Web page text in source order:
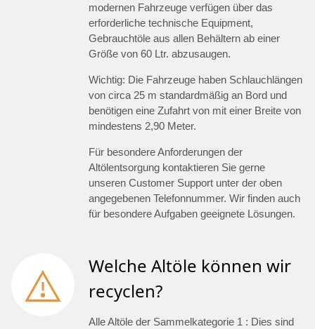
modernen Fahrzeuge verfügen über das
erforderliche technische Equipment,
Gebrauchtöle aus allen Behältern ab einer
Größe von 60 Ltr. abzusaugen.
Wichtig: Die Fahrzeuge haben Schlauchlängen
von circa 25 m standardmäßig an Bord und
benötigen eine Zufahrt von mit einer Breite von
mindestens 2,90 Meter.
Für besondere Anforderungen der
Altölentsorgung kontaktieren Sie gerne
unseren Customer Support unter der oben
angegebenen Telefonnummer. Wir finden auch
für besondere Aufgaben geeignete Lösungen.
Welche Altöle können wir
recyclen?
Alle Altöle der Sammelkategorie 1 : Dies sind